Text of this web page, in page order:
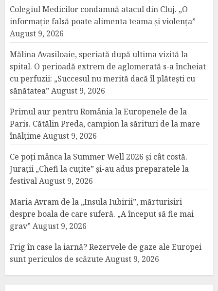
Colegiul Medicilor condamnă atacul din Cluj. „O
informație falsă poate alimenta teama și violența”
August 9, 2026
Mălina Avasiloaie, speriată după ultima vizită la
spital. O perioadă extrem de aglomerată s-a încheiat
cu perfuzii: „Succesul nu merită dacă îl plătești cu
sănătatea” August 9, 2026
Primul aur pentru România la Europenele de la
Paris. Cătălin Preda, campion la sărituri de la mare
înălțime August 9, 2026
Ce poți mânca la Summer Well 2026 și cât costă.
Jurații „Chefi la cuțite” și-au adus preparatele la
festivalAugust 9, 2026
Maria Avram de la „Insula Iubirii”, mărturisiri
despre boala de care suferă. „A început să fie mai
grav” August 9, 2026
Frig în case la iarnă? Rezervele de gaze ale Europei
sunt periculos de scăzute August 9, 2026